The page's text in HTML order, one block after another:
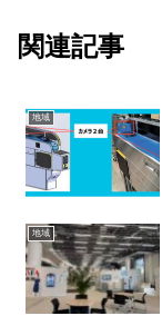
関連記事
地域
地域